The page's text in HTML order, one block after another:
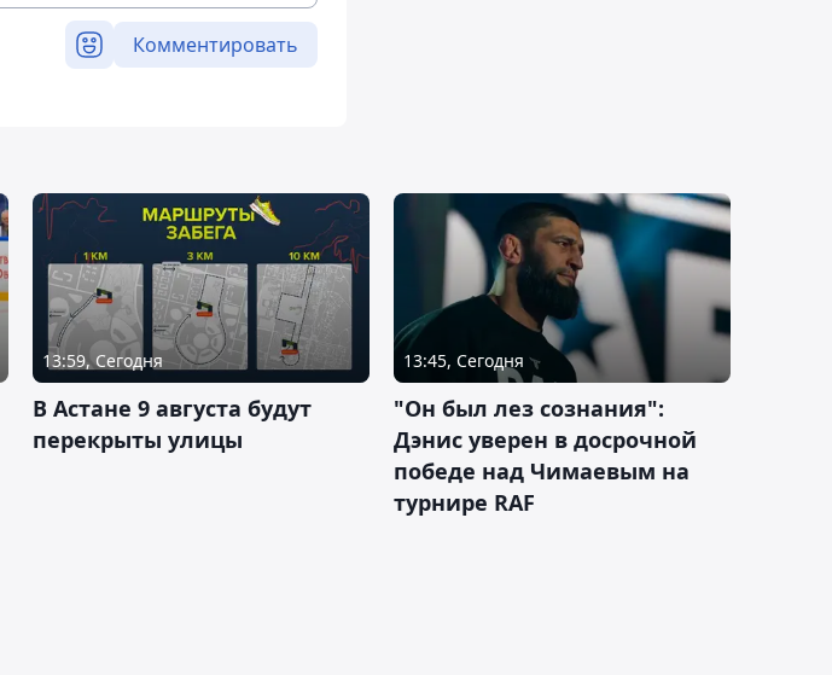
Комментировать
13:59, Сегодня
В Астане 9 августа будут
перекрыты улицы
13:45, Сегодня
"Он был лез сознания":
Дэнис уверен в досрочной
победе над Чимаевым на
турнире RAF